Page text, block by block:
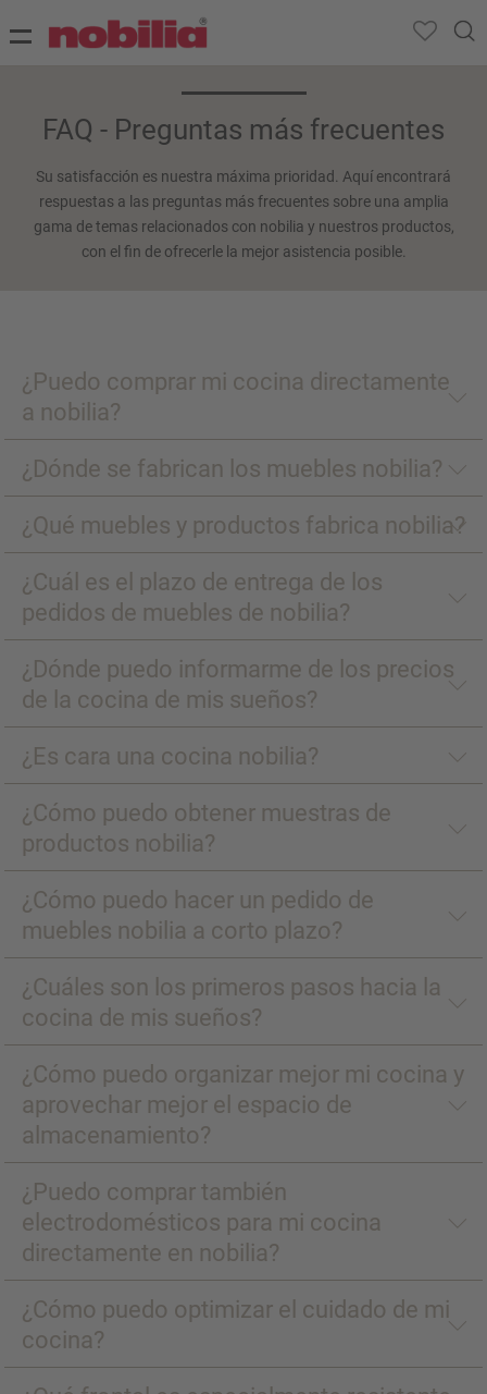
FAQ - Preguntas más frecuentes
Su satisfacción es nuestra máxima prioridad. Aquí encontrará
respuestas a las preguntas más frecuentes sobre una amplia
gama de temas relacionados con nobilia y nuestros productos,
con el fin de ofrecerle la mejor asistencia posible.
¿Puedo comprar mi cocina directamente
a nobilia?
¿Dónde se fabrican los muebles nobilia?
¿Qué muebles y productos fabrica nobilia?
¿Cuál es el plazo de entrega de los
pedidos de muebles de nobilia?
¿Dónde puedo informarme de los precios
de la cocina de mis sueños?
¿Es cara una cocina nobilia?
¿Cómo puedo obtener muestras de
productos nobilia?
¿Cómo puedo hacer un pedido de
muebles nobilia a corto plazo?
¿Cuáles son los primeros pasos hacia la
cocina de mis sueños?
¿Cómo puedo organizar mejor mi cocina y
aprovechar mejor el espacio de
almacenamiento?
¿Puedo comprar también
electrodomésticos para mi cocina
directamente en nobilia?
¿Cómo puedo optimizar el cuidado de mi
cocina?